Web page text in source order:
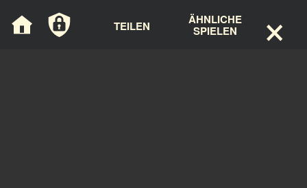
TEILEN ÄHNLICHE
SPIELEN ×